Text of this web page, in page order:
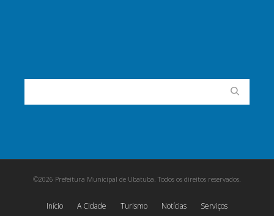
©2026 Prefeitura Municipal de Ubatuba. Todos os direitos reservados.
Início A Cidade Turismo Notícias
Serviços